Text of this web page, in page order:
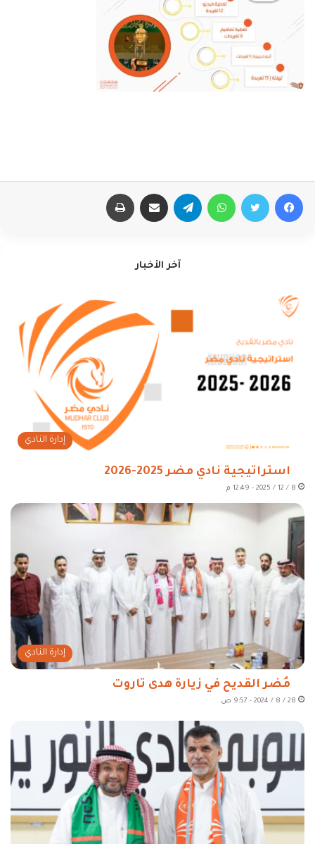
فيسبوك تويتر واتساب تيلقرام مشاركة عبر البريد
آخر الأخبار
إدارة النادي
استراتيجية نادي مضر 2025-2026
8 / 12 / 2025 - 12:49 م
إدارة النادي
مُضر القديح في زيارة هدى تاروت
28 / 8 / 2024 - 9:57 ص